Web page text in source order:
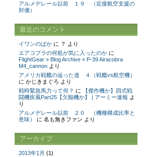
アルメデレール以前 １９ （近接航空支援の
対価）
最近のコメント
イワンのばかに ？
より
エアコブラの何処が気に入ったのかに
FlightGear » Blog Archive » P-39 Airacobra
M4_cannonより
アメリカ戦艦の辿った道 ４（戦艦vs航空機）
に かじきまぐろ より
戦時緊急馬力って何？ に
【傑作機か】四式戦
闘機疾風Part25【欠陥機か】 | アーミー速報 よ
り
アルメデレール以前 ２０ （機種構成比率と
意味）
に 名も無きファン より
アーカイブ
2013年1月 (1)